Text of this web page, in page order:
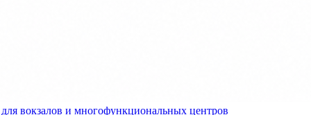
вокзалов и многофункциональных центров